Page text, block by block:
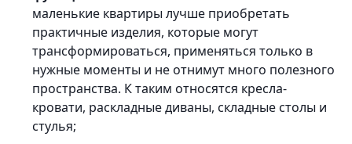
маленькие квартиры лучше приобретать
практичные изделия, которые могут
трансформироваться, применяться только в
нужные моменты и не отнимут много полезного
пространства. К таким относятся кресла-
кровати, раскладные диваны, складные столы и
стулья;